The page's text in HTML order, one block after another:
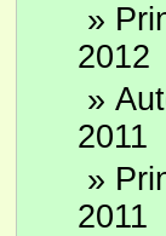
»
2012
»
2011
»
2011